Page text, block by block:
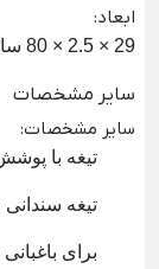
ابعاد:
29 × 2.5 × 80 سانتی متر
سایر مشخصات
سایر مشخصات:
تیغه با
تیغه
برای